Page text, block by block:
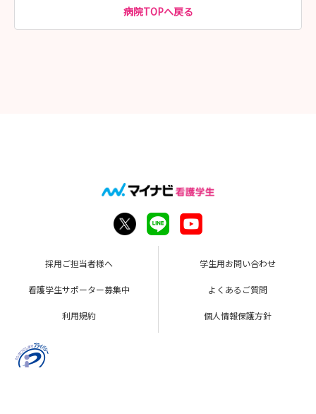
補足 ・★がついている項目は顔出しをお願いします
・対面式での病院就職説明会と合同となります
・先輩交流では、リモート参加の方にも先輩へ
病院TOPへ戻る
採用ご担当者様へ 学生用お問い合わせ
看護学生サポーター募集中 よくあるご質問
利用規約 個人情報保護方針